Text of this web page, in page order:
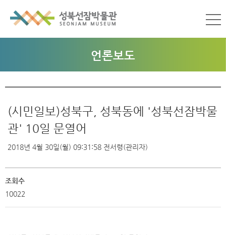
언론보도
(시민일보)성북구, 성북동에 '성북선잠박물
관' 10일 문열어
2018년 4월 30일(월) 09:31:58 전서령(관리자)
조회수
10022